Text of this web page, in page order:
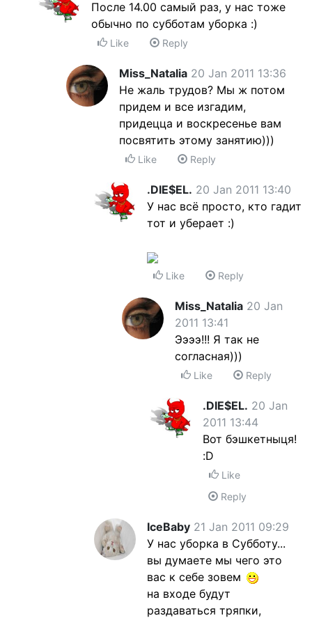
После 14.00 самый раз, у нас тоже
обычно по субботам уборка :)
Like Reply
Miss_Natalia 20 Jan 2011 13:36
Не жаль трудов? Мы ж потом
придем и все изгадим,
придецца и воскресенье вам
посвятить этому занятию)))
Like Reply
.DIE$EL. 20 Jan 2011 13:40
У нас всё просто, кто гадит
тот и уберает :)
Like Reply
Miss_Natalia 20 Jan
2011 13:41
Ээээ!!! Я так не
согласная)))
Like Reply
.DIE$EL. 20 Jan
2011 13:44
Вот бэшкетныця!
:D
Like
Reply
IceBaby 21 Jan 2011 09:29
У нас уборка в Субботу...
вы думаете мы чего это
вас к себе зовем
на входе будут
раздаваться тряпки,